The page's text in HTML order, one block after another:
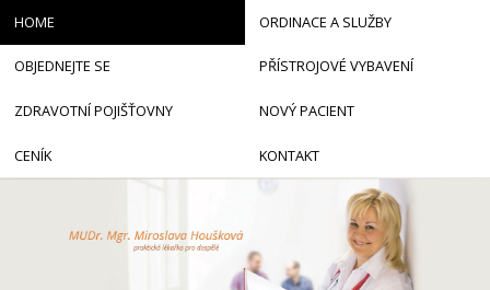
HOME ORDINACE A SLUŽBY
OBJEDNEJTE SE PŘÍSTROJOVÉ VYBAVENÍ
ZDRAVOTNÍ POJIŠŤOVNY NOVÝ PACIENT
CENÍK KONTAKT